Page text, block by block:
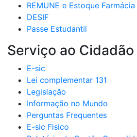
REMUNE e Estoque
DESIF
Passe Estudantil
Serviço ao Cidadão
E-sic
Lei complementar 131
Legislação
Informação no Mundo
Perguntas Frequentes
E-sic Fisico